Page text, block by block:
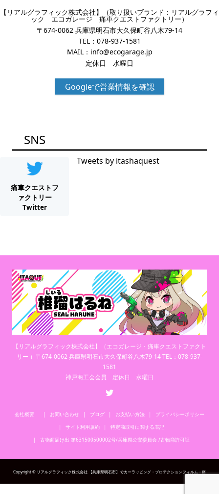
【リアルグラフィック株式会社】（取り扱いブランド：リアルグラフィ
ック エコガレージ 痛車クエストファクトリー）
〒674-0062 兵庫県明石市大久保町谷八木79-14
TEL： 078-937-1581
MAIL： info@ecogarage.jp
定休日 水曜日
Googleで営業情報を確認
SNS
痛車クエストフ
ァクトリー
Twitter
Tweets by itashaquest
【リアルグラフィック株式会社】（エコガレージ・痛車クエストファクト
リー ）〒674-0062 兵庫県明石市大久保町谷八木79-14 TEL：078-937-
1581
神戸商工会会員 定休日 水曜日
会社概要 お問い合わせ ブログ お支払い方法
プライバシーポリシー
サイト利用規約
特定商取引に関する表記
古物商届け出 第631500500002号/兵庫県公安委員会 /古物商許可証
Copyright © リアルグラフィック株式会社 【兵庫県明石市】でカーラッピング・プロテクションフィルム・痛